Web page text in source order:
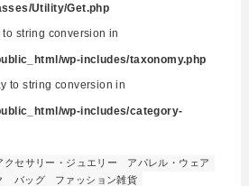
Utility/Get.php
to string conversion in
wp-includes/taxonomy.php
to string conversion in
wp-includes/category-
クセサリー・ジュエリー
アパレル・ウェア
バッグ
ファッション雑貨